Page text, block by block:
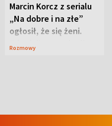
Marcin Korcz z serialu
„Na dobre i na złe”
ogłosił, że się żeni.
Zdradził, co zmienił
Rozmowy